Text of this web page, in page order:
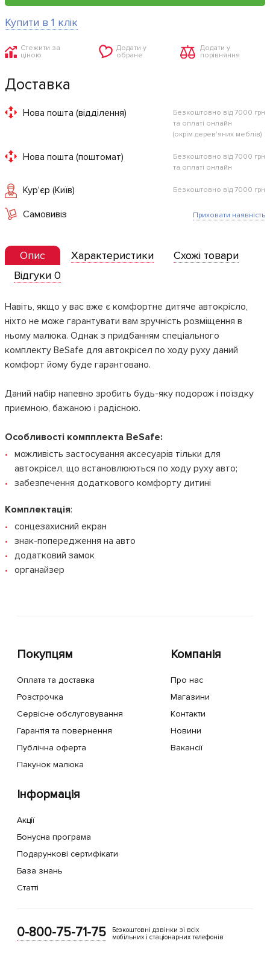
Купити в 1 клік
Стежити за
ціною
Додати у
обране
Додати у
порівняння
Доставка
Нова пошта (відділення)
Безкоштовно від 7000 грн
та оплаті онлайн
(окрім дерев'яних меблів)
Нова пошта (поштомат)
Безкоштовно від 7000 грн
та оплаті онлайн
Кур'єр (Київ) Безкоштовно від 7000 грн
Самовивіз Приховати наявність
Опис Характеристики
Схожі товари
Відгуки 0
Навіть, якщо у вас вже є комфортне дитяче автокрісло,
ніхто не може гарантувати вам зручність розміщення в
ньому малюка. Однак з придбанням спеціального
комплекту BeSafe для автокрісел по ходу руху даний
комфорт йому буде гарантовано.
Даний набір напевно зробить будь-яку подорож і поїздку
приємною, бажаною і радісною.
Особливості компплекта BeSafe:
можливість застосування аксесуарів тільки для
автокрісел, що встановлюються по ходу руху авто;
забезпечення додаткового комфорту дитині
Комплектація:
сонцезахисний екран
знак-попередження на авто
додатковий замок
органайзер
Покупцям
Оплата та доставка
Розстрочка
Сервісне обслуговування
Гарантія та повернення
Публічна оферта
Пакунок малюка
Компанія
Про нас
Магазини
Контакти
Новини
Вакансії
Інформація
Акції
Бонусна програма
Подарункові сертифікати
База знань
Статті
0-800-75-71-75
Безкоштовні дзвінки зі всіх
мобільних і стаціонарних телефонів